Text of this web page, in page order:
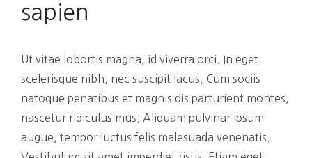
sapien
Ut vitae lobortis magna, id viverra orci. In eget
scelerisque nibh, nec suscipit lacus. Cum sociis
natoque penatibus et magnis dis parturient montes,
nascetur ridiculus mus. Aliquam pulvinar ipsum
augue, tempor luctus felis malesuada venenatis.